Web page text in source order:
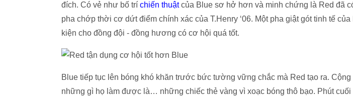
đích. Có vẻ như bố trí chiến thuậtcủa Blue sơ hở hơn và minh chứng là Red đã
pha chớp thời cơ dứt điểm chính xác của T.Henry ‘06. Một pha giật gót tinh tế
kiện cho đồng đội - đồng hương có cơ hội quá tốt.
Blue tiếp tục lên bóng khó khăn trước bức tường vững chắc mà Red tạo ra. Cộng
những gì họ làm được là… những chiếc thẻ vàng vì xoạc bóng thô bạo. Phút cuối